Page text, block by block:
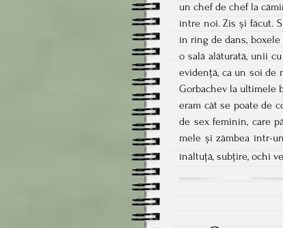
un chef de chef la
între noi. Zis și făcut.
în ring de dans,
o sală alăturată, unii
evidență, ca un soi de
Gorbachev la ultimele
eram cât se poate de
de sex feminin, care
mele și zâmbea într-
înăltuță, subțire, ochi